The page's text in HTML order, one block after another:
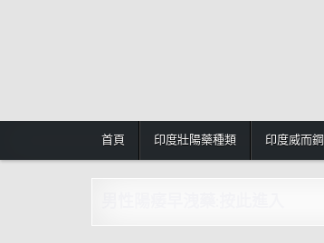
首頁 印度壯陽藥種類 印度威而鋼